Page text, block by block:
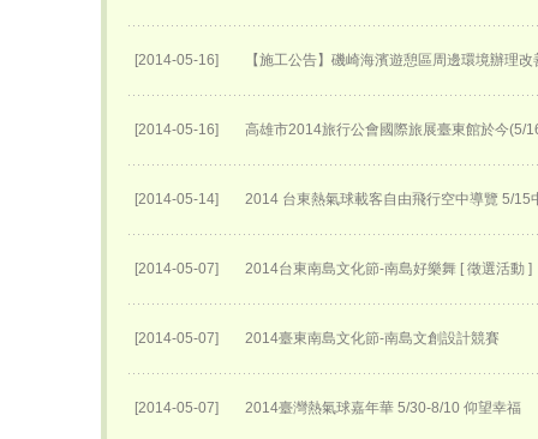
[2014-05-16] 【施工公告】磯崎海濱遊憩區周邊環境辦理改
[2014-05-16] 高雄市2014旅行公會國際旅展臺東館於今(5/
[2014-05-14] 2014 台東熱氣球載客自由飛行空中導覽 5/15
[2014-05-07] 2014台東南島文化節-南島好樂舞 [ 徵選活動 ]
[2014-05-07] 2014臺東南島文化節-南島文創設計競賽
[2014-05-07] 2014臺灣熱氣球嘉年華 5/30-8/10 仰望幸福